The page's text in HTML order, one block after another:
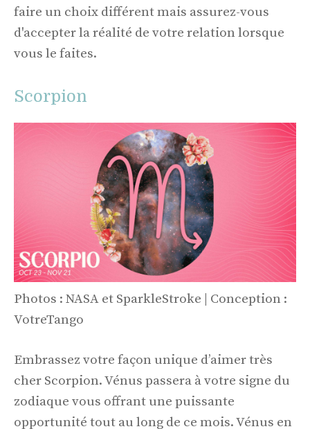
faire un choix différent mais assurez-vous
d'accepter la réalité de votre relation lorsque
vous le faites.
Scorpion
Photos : NASA et SparkleStroke | Conception :
VotreTango
Embrassez votre façon unique d’aimer très
cher Scorpion. Vénus passera à votre signe du
zodiaque vous offrant une puissante
opportunité tout au long de ce mois. Vénus en